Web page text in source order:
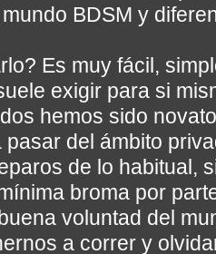
BDSM y
Es muy fácil,
exigir para si
hemos sido
del ámbito
de lo habitual,
broma por
voluntad del
a correr y